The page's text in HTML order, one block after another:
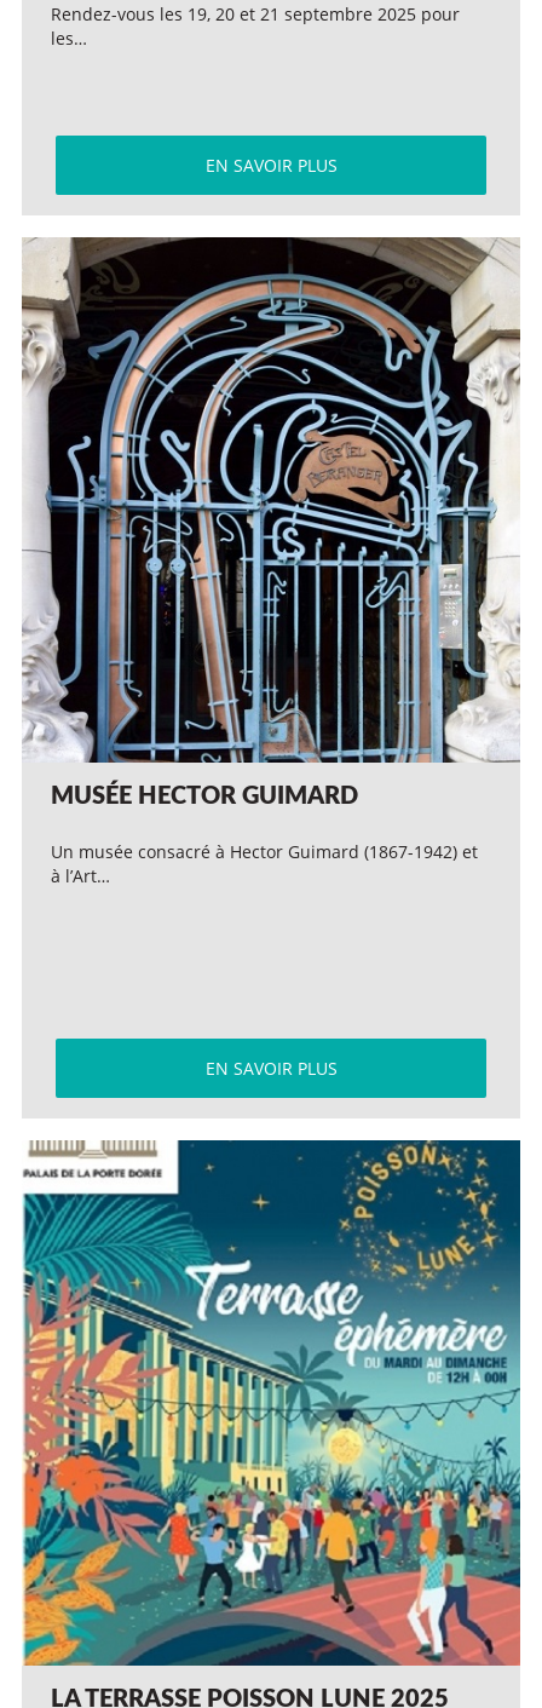
Rendez-vous les 19, 20 et 21 septembre 2025 pour
les…
EN SAVOIR PLUS
MUSÉE HECTOR GUIMARD
Un musée consacré à Hector Guimard (1867-1942) et
à l’Art…
EN SAVOIR PLUS
LA TERRASSE POISSON LUNE 2025